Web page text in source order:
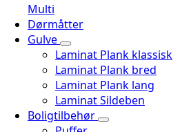
Multi
Dørmåtter
Gulve
Laminat Plank klassisk
Laminat Plank bred
Laminat Plank lang
Laminat Sildeben
Boligtilbehør